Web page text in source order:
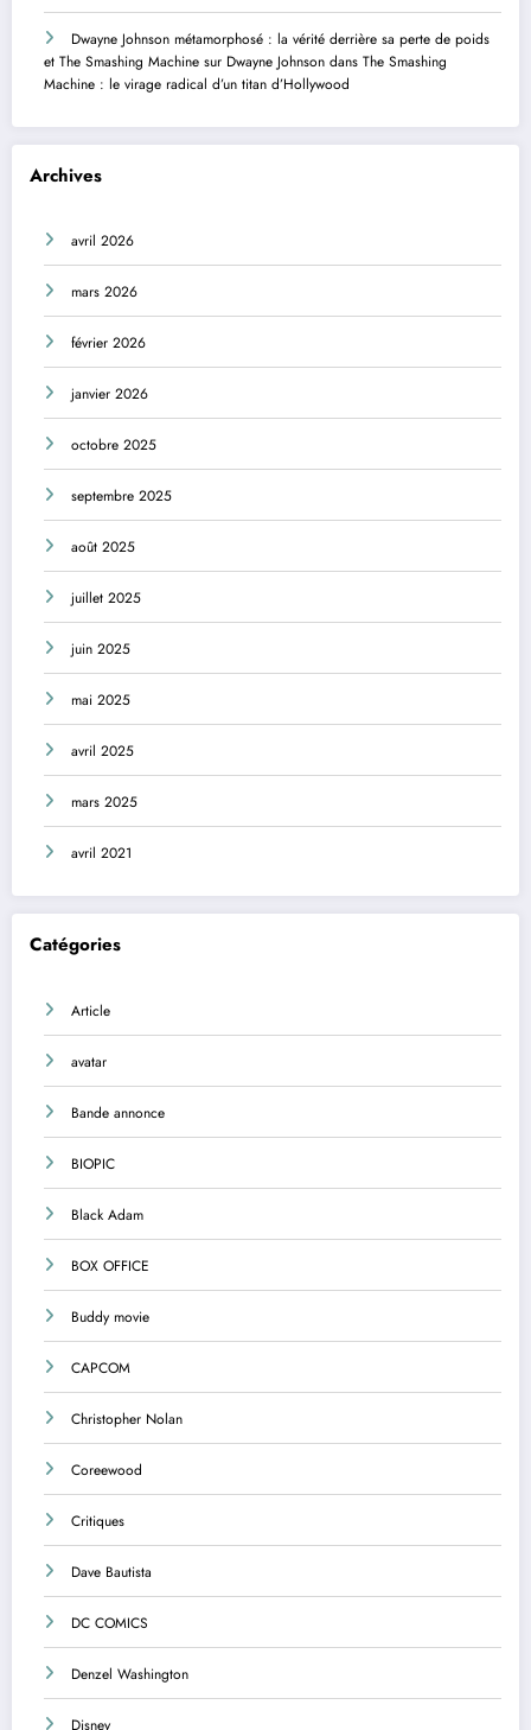
Dwayne Johnson métamorphosé : la vérité derrière sa perte de poids
et The Smashing Machine sur Dwayne Johnson dans The Smashing
Machine : le virage radical d’un titan d’Hollywood
Archives
avril 2026
mars 2026
février 2026
janvier 2026
octobre 2025
septembre 2025
août 2025
juillet 2025
juin 2025
mai 2025
avril 2025
mars 2025
avril 2021
Catégories
Article
avatar
Bande annonce
BIOPIC
Black Adam
BOX OFFICE
Buddy movie
CAPCOM
Christopher Nolan
Coreewood
Critiques
Dave Bautista
DC COMICS
Denzel Washington
Disney